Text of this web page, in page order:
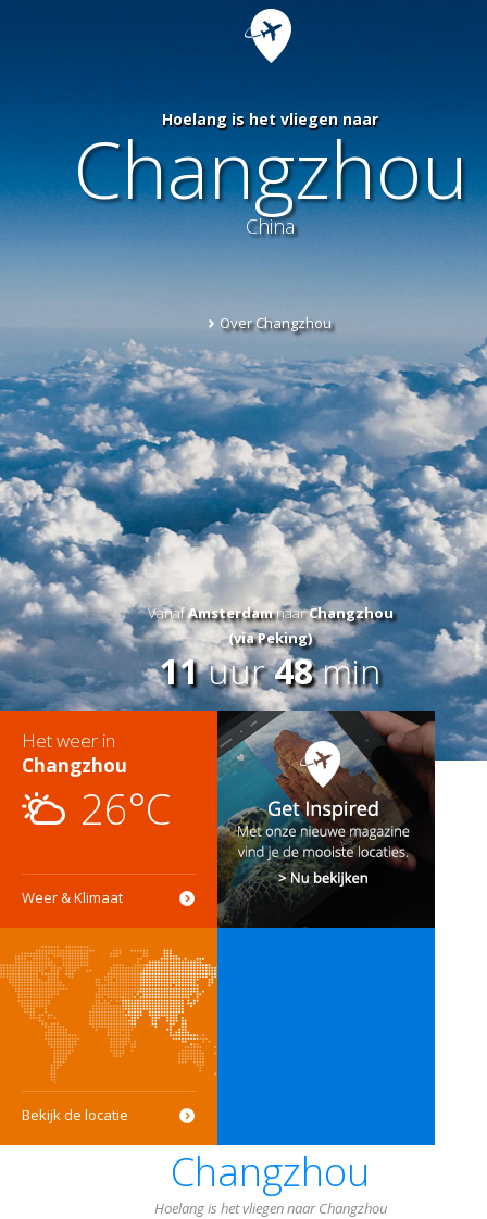
Hoelang is het vliegen naar
Changzhou
China
Over Changzhou
VanafAmsterdamnaarChangzhou
(via Peking)
11uur48min
Het weer in
Changzhou
26°C
Weer & Klimaat
Bekijk de locatie
Changzhou
Hoelang is het vliegen naar Changzhou